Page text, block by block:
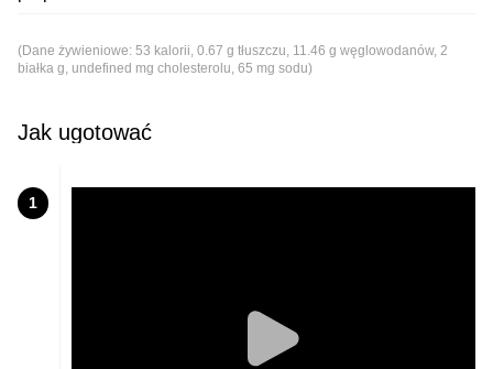
(Dane żywieniowe: 53 kalorii, 0.67 g tłuszczu, 11.46 g węglowodanów, 2
białka g, undefined mg cholesterolu, 65 mg sodu)
Jak ugotować
1